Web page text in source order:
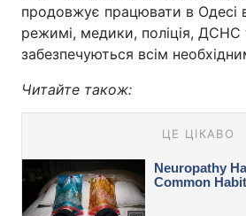
продовжує працювати в Одесі
режимі, медики, поліція, ДСНС
забезпечуються всім
Читайте також: